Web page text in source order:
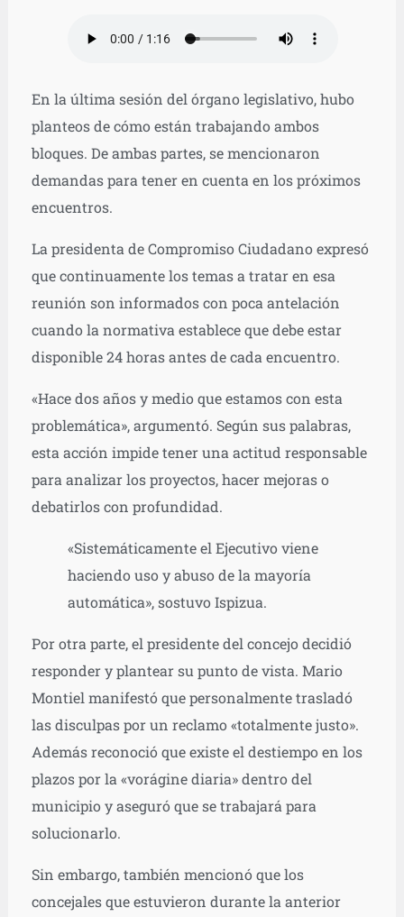
En la última sesión del órgano legislativo, hubo
planteos de cómo están trabajando ambos
bloques. De ambas partes, se mencionaron
demandas para tener en cuenta en los próximos
encuentros.
La presidenta de Compromiso Ciudadano expresó
que continuamente los temas a tratar en esa
reunión son informados con poca antelación
cuando la normativa establece que debe estar
disponible 24 horas antes de cada encuentro.
«Hace dos años y medio que estamos con esta
problemática», argumentó. Según sus palabras,
esta acción impide tener una actitud responsable
para analizar los proyectos, hacer mejoras o
debatirlos con profundidad.
«Sistemáticamente el Ejecutivo viene
haciendo uso y abuso de la mayoría
automática», sostuvo Ispizua.
Por otra parte, el presidente del concejo decidió
responder y plantear su punto de vista. Mario
Montiel manifestó que personalmente trasladó
las disculpas por un reclamo «totalmente justo».
Además reconoció que existe el destiempo en los
plazos por la «vorágine diaria» dentro del
municipio y aseguró que se trabajará para
solucionarlo.
Sin embargo, también mencionó que los
concejales que estuvieron durante la anterior